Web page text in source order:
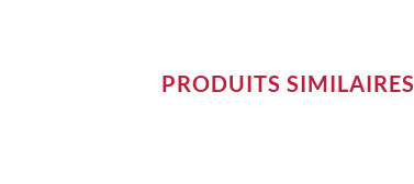
PRODUITS SIMILAIRES